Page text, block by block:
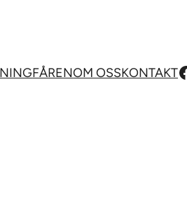
FÅRENOM OSSKONTAKTFacebook